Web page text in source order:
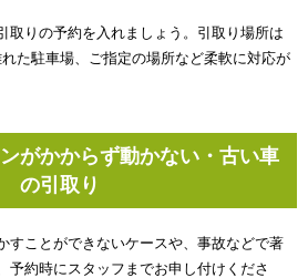
取りの予約を入れましょう。引取り場所は
た駐車場、ご指定の場所など柔軟に対応が
がかからず動かない・古い車
の引取り
すことができないケースや、事故などで著
予約時にスタッフまでお申し付けくださ